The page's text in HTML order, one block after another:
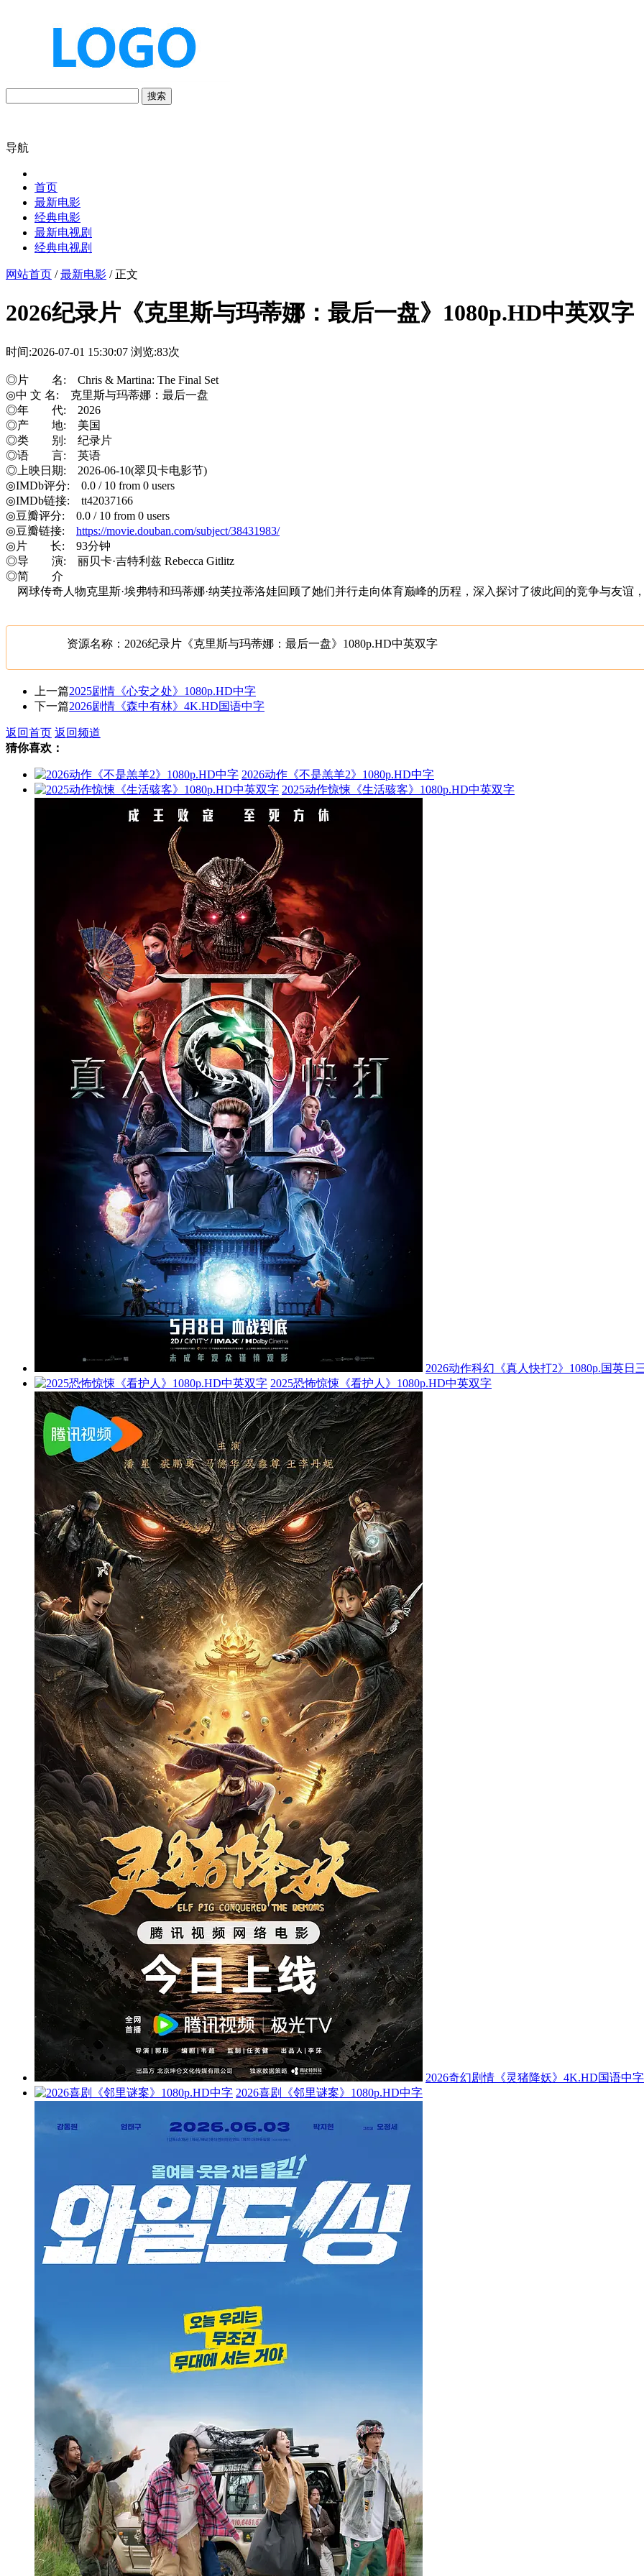
搜索
导航
首页
最新电影
经典电影
最新电视剧
经典电视剧
网站首页 /最新电影 / 正文
2026纪录片《克里斯与玛蒂娜：最后一盘》1080p.HD中英双字
时间:2026-07-01 15:30:07 浏览:83次
◎片 名: Chris & Martina: The Final Set
◎中 文 名: 克里斯与玛蒂娜：最后一盘
◎年 代: 2026
◎产 地: 美国
◎类 别: 纪录片
◎语 言: 英语
◎上映日期: 2026-06-10(翠贝卡电影节)
◎IMDb评分: 0.0 / 10 from 0 users
◎IMDb链接: tt42037166
◎豆瓣评分: 0.0 / 10 from 0 users
◎豆瓣链接: https://movie.douban.com/subject/38431983/
◎片 长: 93分钟
◎导 演: 丽贝卡·吉特利兹 Rebecca Gitlitz
◎简 介
网球传奇人物克里斯·埃弗特和玛蒂娜·纳芙拉蒂洛娃回顾了她们并行走向体育巅峰的历程，深入探讨了彼此间的竞争与友谊
资源名称：2026纪录片《克里斯与玛蒂娜：最后一盘》1080p.HD中英双字
上一篇2025剧情《心安之处》1080p.HD中字
下一篇2026剧情《森中有林》4K.HD国语中字
返回首页 返回频道
猜你喜欢：
2026动作《不是羔羊2》1080p.HD中字
2025动作惊悚《生活骇客》1080p.HD中英双字
2026动作科幻《真人快打2》1080p.国英日
2025恐怖惊悚《看护人》1080p.HD中英双字
2026奇幻剧情《灵猪降妖》4K.HD国语中字
2026喜剧《邻里谜案》1080p.HD中字